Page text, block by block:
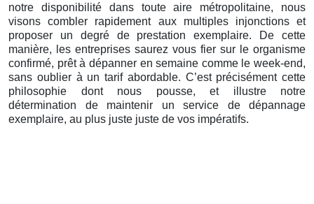
notre disponibilité dans toute aire métropolitaine, nous
visons combler rapidement aux multiples injonctions et
proposer un degré de prestation exemplaire. De cette
manière, les entreprises saurez vous fier sur le organisme
confirmé, prêt à dépanner en semaine comme le week-end,
sans oublier à un tarif abordable. C’est précisément cette
philosophie dont nous pousse, et illustre notre
détermination de maintenir un service de dépannage
exemplaire, au plus juste juste de vos impératifs.